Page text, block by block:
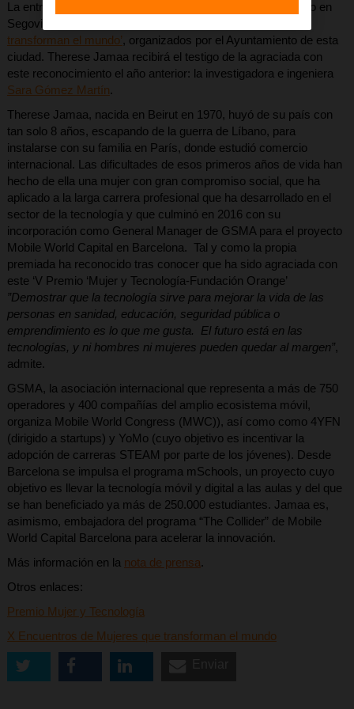
La entrega del galardón tendrá lugar el próximo 21 de marzo en
Segovia, en el marco de los
transforman el mundo’, organizados por el Ayuntamiento de esta
ciudad. Therese Jamaa recibirá el testigo de la agraciada con
este reconocimiento el año anterior: la investigadora e ingeniera
Sara Gómez Martín.
Therese Jamaa, nacida en Beirut en 1970, huyó de su país con
tan solo 8 años, escapando de la guerra de Líbano, para
instalarse con su familia en París, donde estudió comercio
internacional. Las dificultades de esos primeros años de vida han
hecho de ella una mujer con gran compromiso social, que ha
aplicado a la larga carrera profesional que ha desarrollado en el
sector de la tecnología y que culminó en 2016 con su
incorporación como General Manager de GSMA para el proyecto
Mobile World Capital en Barcelona. Tal y como la propia
premiada ha reconocido tras conocer que ha sido agraciada con
este ‘V Premio ‘Mujer y Tecnología-Fundación Orange’
”Demostrar que la tecnología sirve para mejorar la vida de las
personas en sanidad, educación, seguridad pública o
emprendimiento es lo que me gusta. El futuro está en las
tecnologías, y ni hombres ni mujeres pueden quedar al margen”,
admite.
GSMA, la asociación internacional que representa a más de 750
operadores y 400 compañías del amplio ecosistema móvil,
organiza Mobile World Congress (MWC)), así como como 4YFN
(dirigido a startups) y YoMo (cuyo objetivo es incentivar la
adopción de carreras STEAM por parte de los jóvenes). Desde
Barcelona se impulsa el programa mSchools, un proyecto cuyo
objetivo es llevar la tecnología móvil y digital a las aulas y del que
se han beneficiado ya más de 250.000 estudiantes. Jamaa es,
asimismo, embajadora del programa “The Collider” de Mobile
World Capital Barcelona para acelerar la innovación.
Más información en la nota de prensa.
Otros enlaces:
Premio Mujer y Tecnología
X Encuentros de Mujeres que transforman el mundo